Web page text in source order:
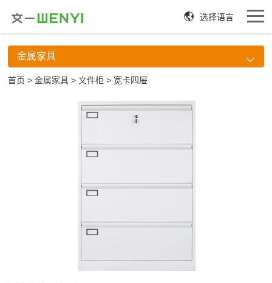
选择语言
金属家具
首页 >金属家具 >文件柜 > 宽卡四屉